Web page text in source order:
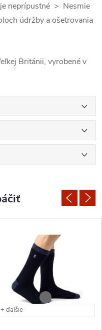
neprípustné > Nesmie
údržby a ošetrovania
Británii, vyrobené v
+ ďalšie